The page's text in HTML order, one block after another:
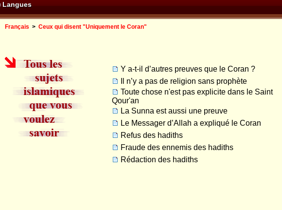
Langues
Français > Ceux qui disent "Uniquement le Coran"
Y a-t-il d’autres preuves que le Coran ?
Il n’y a pas de religion sans prophète
Toute chose n'est pas explicite dans le Saint
Qour'an
La Sunna est aussi une preuve
Le Messager d’Allah a expliqué le Coran
Refus des hadiths
Fraude des ennemis des hadiths
Rédaction des hadiths